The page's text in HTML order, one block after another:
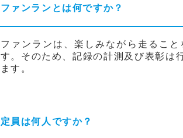
ファンランとは何ですか？
ファンランは、楽しみながら走るこ
す。そのため、記録の計測及び表彰は
ます。
定員は何人ですか？